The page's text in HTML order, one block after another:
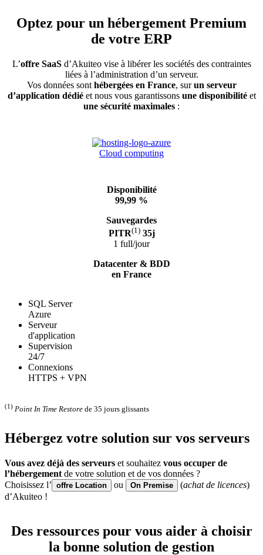
Optez pour un hébergement Premium
de votre ERP
L’offre SaaSd’Akuiteo vise à libérer les sociétés des contraintes
liées à l’administration d’un serveur.
Vos données sont hébergées en France, surun serveur
d’application dédiéet nous vous garantissons une disponibilitéet
une sécurité maximales :
Cloud computing
Disponibilité
99,99 %
Sauvegardes
PITR(1) 35j
1 full/jour
Datacenter & BDD
en France
SQL Server
Azure
Serveur
d'application
Supervision
24/7
Connexions
HTTPS + VPN
(1) Point In Time Restore de 35 jours glissants
Hébergez votre solution sur vos serveurs
Vous avez déjà des serveurs et souhaitez vous occuper de
l’hébergement de votre solution et de vos données ?
Choisissez l’ offre Location ou On Premise (achat de licences)
d’Akuiteo !
Des ressourcespour vous aider à choisir
la bonne solution de gestion